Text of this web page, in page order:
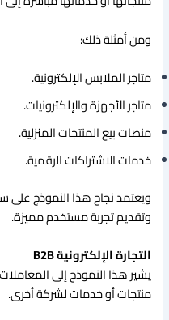
ومن أمثلة ذلك:
متاجر الملابس الإلكترونية.
متاجر الأجهزة والإلكترونيات.
منصات بيع المنتجات المنزلية.
خدمات الاشتراكات الرقمية.
ويعتمد نجاح هذا النموذج على
وتقديم تجربة مستخدم مميزة.
التجارة الإلكترونية B2B
يشير هذا النموذج إلى
منتجات أو خدمات لشركة أخرى.